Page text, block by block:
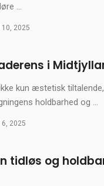
...
10, 2025
i
kun æstetisk
holdbarhed og ...
6, 2025
tidløs og